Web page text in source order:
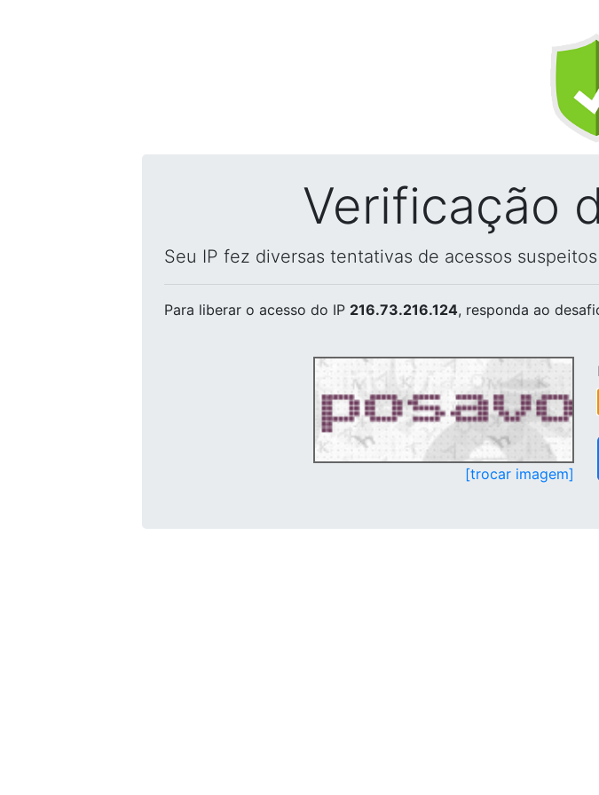
Verificação
Seu IP fez diversas tentativas de acessos
Para liberar o acesso do IP 216.73.216.124, responda ao
[trocar imagem]